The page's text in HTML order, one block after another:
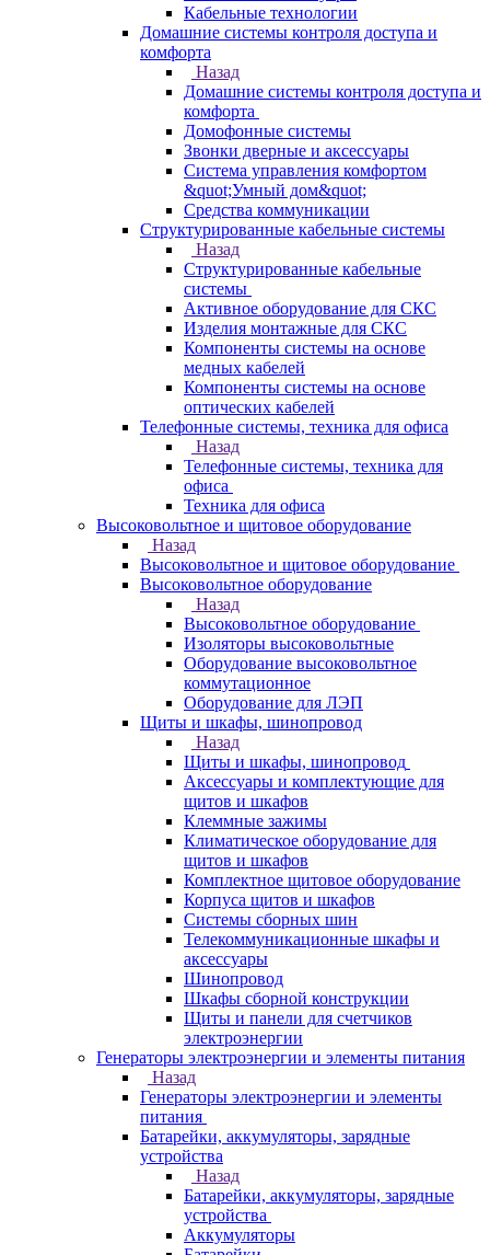
Кабельные технологии
Домашние системы контроля доступа и
комфорта
Назад
Домашние системы контроля доступа и
комфорта
Домофонные системы
Звонки дверные и аксессуары
Система управления комфортом
&quot;Умный дом&quot;
Средства коммуникации
Структурированные кабельные системы
Назад
Структурированные кабельные
системы
Активное оборудование для СКС
Изделия монтажные для СКС
Компоненты системы на основе
медных кабелей
Компоненты системы на основе
оптических кабелей
Телефонные системы, техника для офиса
Назад
Телефонные системы, техника для
офиса
Техника для офиса
Высоковольтное и щитовое оборудование
Назад
Высоковольтное и щитовое оборудование
Высоковольтное оборудование
Назад
Высоковольтное оборудование
Изоляторы высоковольтные
Оборудование высоковольтное
коммутационное
Оборудование для ЛЭП
Щиты и шкафы, шинопровод
Назад
Щиты и шкафы, шинопровод
Аксессуары и комплектующие для
щитов и шкафов
Клеммные зажимы
Климатическое оборудование для
щитов и шкафов
Комплектное щитовое оборудование
Корпуса щитов и шкафов
Системы сборных шин
Телекоммуникационные шкафы и
аксессуары
Шинопровод
Шкафы сборной конструкции
Щиты и панели для счетчиков
электроэнергии
Генераторы электроэнергии и элементы питания
Назад
Генераторы электроэнергии и элементы
питания
Батарейки, аккумуляторы, зарядные
устройства
Назад
Батарейки, аккумуляторы, зарядные
устройства
Аккумуляторы